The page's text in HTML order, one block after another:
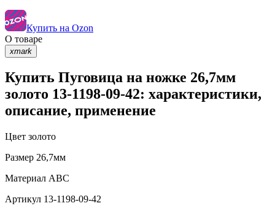
Купить на Ozon
О товаре
xmark
Купить Пуговица на ножке 26,7мм
золото 13-1198-09-42: характеристики,
описание, применение
Цвет золото
Размер 26,7мм
Материал АВС
Артикул 13-1198-09-42